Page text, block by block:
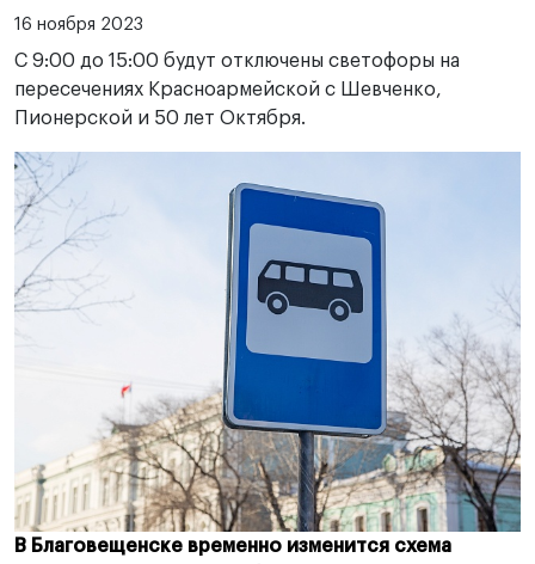
16 ноября 2023
С 9:00 до 15:00 будут отключены светофоры на
пересечениях Красноармейской с Шевченко,
Пионерской и 50 лет Октября.
В Благовещенске временно изменится схема